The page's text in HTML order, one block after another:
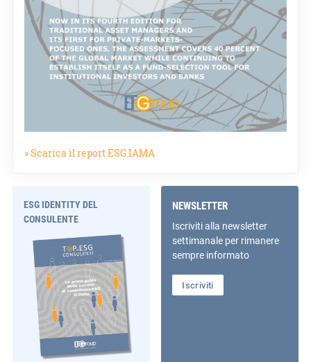
» Scarica il report ESG.IAMA
ESG IDENTITY DEL
CONSULENTE
NEWSLETTER
Iscriviti alla newsletter
settimanale per rimanere
sempre informato
Iscriviti